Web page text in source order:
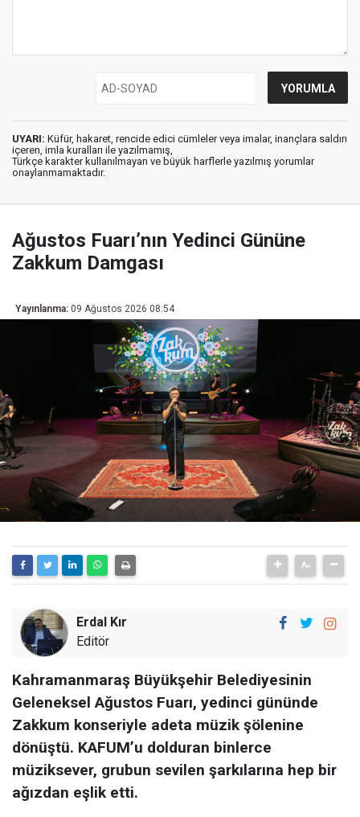
UYARI: Küfür, hakaret, rencide edici cümleler veya imalar, inançlara saldırı
içeren, imla kuralları ile yazılmamış,
Türkçe karakter kullanılmayan ve büyük harflerle yazılmış yorumlar
onaylanmamaktadır.
Ağustos Fuarı’nın Yedinci Gününe
Zakkum Damgası
Yayınlanma: 09 Ağustos 2026 08:54
Erdal Kır
Editör
Kahramanmaraş Büyükşehir Belediyesinin
Geleneksel Ağustos Fuarı, yedinci gününde
Zakkum konseriyle adeta müzik şölenine
dönüştü. KAFUM’u dolduran binlerce
müziksever, grubun sevilen şarkılarına hep bir
ağızdan eşlik etti.